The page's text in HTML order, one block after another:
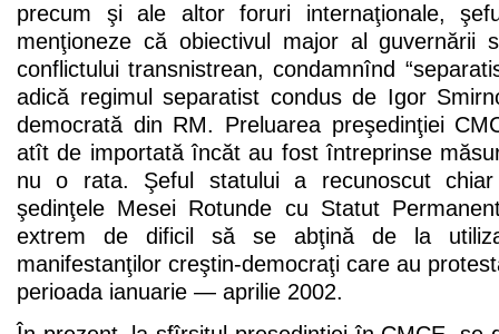
precum şi ale altor foruri internaţionale,
menţioneze că obiectivul major al guvernării
conflictului transnistrean, condamnînd
adică regimul separatist condus de Igor
democrată din RM. Preluarea preşedinţiei
atît de importată încăt au fost întreprinse
nu o rata. Şeful statului a recunoscut
şedinţele Mesei Rotunde cu Statut
extrem de dificil să se abţină de la
manifestanţilor creştin-democraţi care au
perioada ianuarie — aprilie 2002.